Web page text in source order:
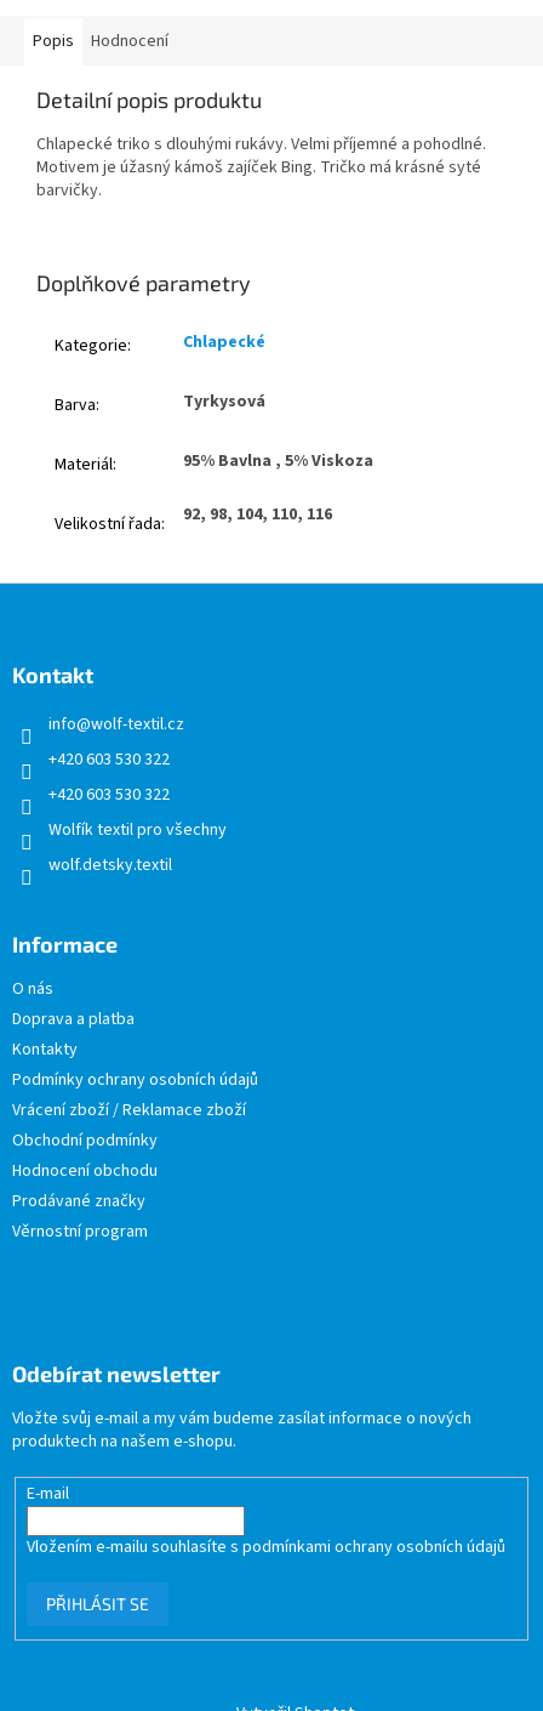
Popis Hodnocení
Detailní popis produktu
Chlapecké triko s dlouhými rukávy. Velmi příjemné a pohodlné.
Motivem je úžasný kámoš zajíček Bing. Tričko má krásné syté
barvičky.
Doplňkové parametry
Kategorie: Chlapecké
Barva: Tyrkysová
Materiál: 95% Bavlna , 5% Viskoza
Velikostní řada: 92, 98, 104, 110, 116
Kontakt
info@wolf-textil.cz
+420 603 530 322
+420 603 530 322
Wolfík textil pro všechny
wolf.detsky.textil
Informace
O nás
Doprava a platba
Kontakty
Podmínky ochrany osobních údajů
Vrácení zboží / Reklamace zboží
Obchodní podmínky
Hodnocení obchodu
Prodávané značky
Věrnostní program
Odebírat newsletter
Vložte svůj e-mail a my vám budeme zasílat informace o nových
produktech na našem e-shopu.
E-mail
Vložením e-mailu souhlasíte s podmínkami ochrany osobních údajů
PŘIHLÁSIT SE